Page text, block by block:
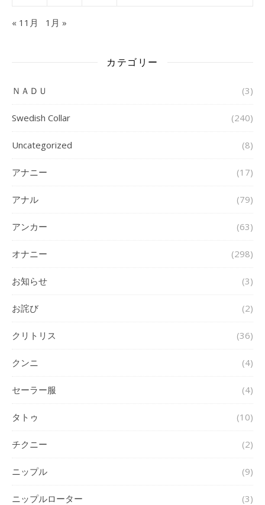
« 11月 1月 »
カテゴリー
ＮＡＤＵ (3)
Swedish Collar (240)
Uncategorized (8)
アナニー (17)
アナル (79)
アンカー (63)
オナニー (298)
お知らせ (3)
お詫び (2)
クリトリス (36)
クンニ (4)
セーラー服 (4)
タトゥ (10)
チクニー (2)
ニップル (9)
ニップルローター (3)